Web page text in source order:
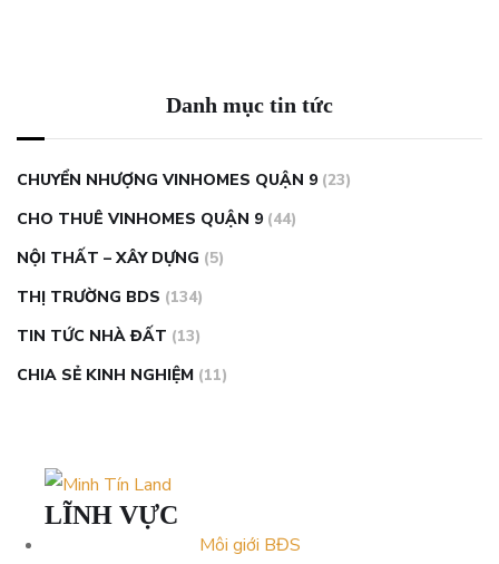
Danh mục tin tức
CHUYỂN NHƯỢNG VINHOMES QUẬN 9 (23)
CHO THUÊ VINHOMES QUẬN 9 (44)
NỘI THẤT – XÂY DỰNG (5)
THỊ TRƯỜNG BDS (134)
TIN TỨC NHÀ ĐẤT (13)
CHIA SẺ KINH NGHIỆM (11)
LĨNH VỰC
Môi giới BĐS